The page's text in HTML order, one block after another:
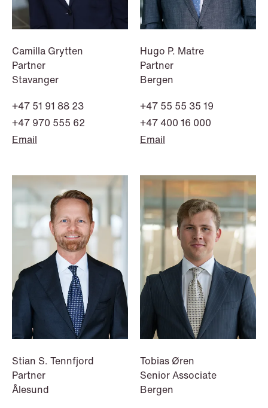
NEWS
Improved conditions for new, smaller
companies under the section 7 P
scheme
Read more
Camilla Grytten
Partner
Stavanger
+47 51 91 88 23
+47 970 555 62
Email
Hugo P. Matre
Partner
Bergen
+47 55 55 35 19
+47 400 16 000
Email
Stian S. Tennfjord
Partner
Ålesund
Tobias Øren
Senior Associate
Bergen